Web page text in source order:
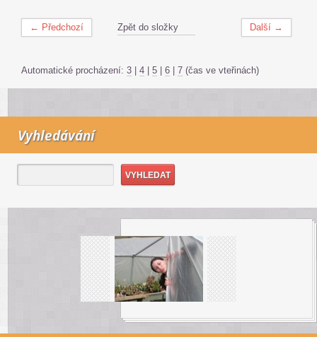
← Předchozí Další →
Zpět do složky
Automatické procházení: 3 | 4 | 5 | 6 | 7 (čas ve vteřinách)
Vyhledávání